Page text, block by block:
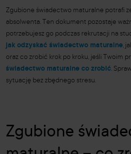
Zgubione świadectwo maturalne potrafi
absolwenta. Ten dokument pozostaje
potrzebujesz go podczas rekrutacji na
jak odzyskać świadectwo maturalne,
oraz co zrobić krok po kroku, jeśli Twoim
świadectwo maturalne co zrobić.
sytuację bez zbędnego stresu.
Zgubione